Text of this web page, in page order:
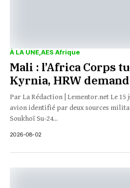
À LA UNE AES Afrique
Mali : l’Africa Corps
Kyrnia, HRW
Par La Rédaction | Lementor.net Le 15
avion identifié par deux sources
Soukhoï Su-24...
2026-08-02